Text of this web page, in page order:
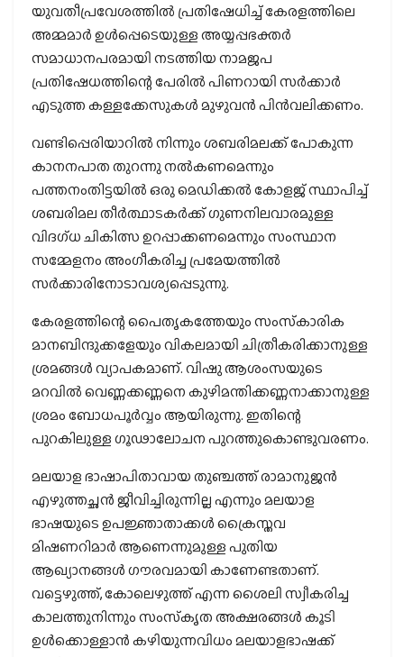
യുവതീപ്രവേശത്തില്‍ പ്രതിഷേധിച്ച് കേരളത്തിലെ
അമ്മമാര്‍ ഉള്‍പ്പെടെയുള്ള അയ്യപ്പഭക്തര്‍
സമാധാനപരമായി നടത്തിയ നാമജപ
പ്രതിഷേധത്തിന്റെ പേരില്‍ പിണറായി സര്‍ക്കാര്‍
എടുത്ത കള്ളക്കേസുകള്‍ മുഴുവന്‍ പിന്‍വലിക്കണം.
വണ്ടിപ്പെരിയാറില്‍ നിന്നും ശബരിമലക്ക് പോകുന്ന
കാനനപാത തുറന്നു നല്‍കണമെന്നും
പത്തനംതിട്ടയില്‍ ഒരു മെഡിക്കല്‍ കോളജ് സ്ഥാപിച്ച്
ശബരിമല തീര്‍ത്ഥാടകര്‍ക്ക് ഗുണനിലവാരമുള്ള
വിദഗ്ധ ചികിത്സ ഉറപ്പാക്കണമെന്നും സംസ്ഥാന
സമ്മേളനം അംഗീകരിച്ച പ്രമേയത്തില്‍
സര്‍ക്കാരിനോടാവശ്യപ്പെടുന്നു.
കേരളത്തിന്റെ പൈതൃകത്തേയും സംസ്‌കാരിക
മാനബിന്ദുക്കളേയും വികലമായി ചിത്രീകരിക്കാനുള്ള
ശ്രമങ്ങള്‍ വ്യാപകമാണ്. വിഷു ആശംസയുടെ
മറവില്‍ വെണ്ണക്കണ്ണനെ കുഴിമന്തിക്കണ്ണനാക്കാനുള്ള
ശ്രമം ബോധപൂര്‍വ്വം ആയിരുന്നു. ഇതിന്റെ
പുറകിലുള്ള ഗൂഢാലോചന പുറത്തുകൊണ്ടുവരണം.
മലയാള ഭാഷാപിതാവായ തുഞ്ചത്ത് രാമാനുജന്‍
എഴുത്തച്ഛന്‍ ജീവിച്ചിരുന്നില്ല എന്നും മലയാള
ഭാഷയുടെ ഉപജ്ഞാതാക്കള്‍ ക്രൈസ്തവ
മിഷണറിമാര്‍ ആണെന്നുമുള്ള പുതിയ
ആഖ്യാനങ്ങള്‍ ഗൗരവമായി കാണേണ്ടതാണ്.
വട്ടെഴുത്ത്, കോലെഴുത്ത് എന്ന ശൈലി സ്വീകരിച്ച
കാലത്തുനിന്നും സംസ്‌കൃത അക്ഷരങ്ങള്‍ കൂടി
ഉള്‍ക്കൊള്ളാന്‍ കഴിയുന്നവിധം മലയാളഭാഷക്ക്